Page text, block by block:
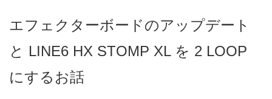
エフェクターボードのアップデート
と LINE6 HX STOMP XL を 2 LOOP
にするお話